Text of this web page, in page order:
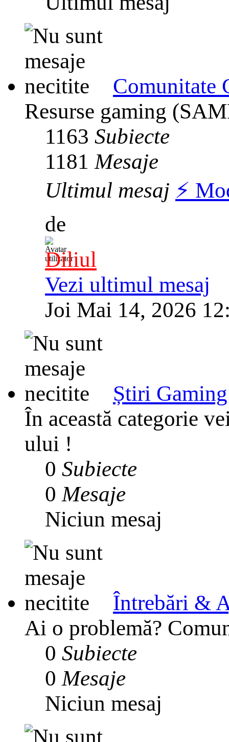
Comunitate
Resurse gaming
1163 Subiecte
1181Mesaje
Ultimul mesaj ⚡️
de
Diliul
Vezi ultimul mesaj
Joi Mai 14, 2026
Știri Gaming
În această categorie
ului !
0 Subiecte
0Mesaje
Niciun mesaj
Întrebări &
Ai o problemă?
0 Subiecte
0Mesaje
Niciun mesaj